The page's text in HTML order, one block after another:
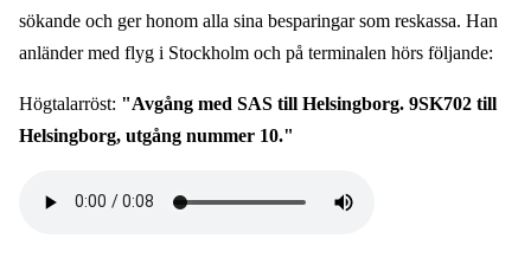
sökande och ger honom alla sina besparingar som reskassa. Han
anländer med flyg i Stockholm och på terminalen hörs följande:
Högtalarröst: "Avgång med SAS till Helsingborg. 9SK702 till
Helsingborg, utgång nummer 10."